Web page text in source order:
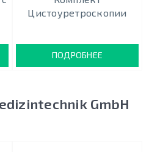
Цистоуретроскопии
ПОДРОБНЕЕ
GmbH